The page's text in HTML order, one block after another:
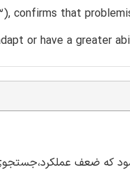
confirms that
or have a greater
که ضعف